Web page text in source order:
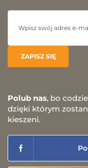
Polub nas, bo
dzięki którym
kieszeni.